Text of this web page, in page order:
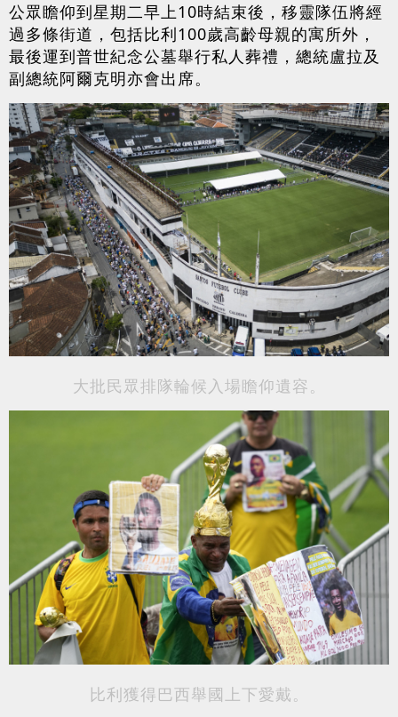
公眾瞻仰到星期二早上10時結束後，移靈隊伍將經
過多條街道，包括比利100歲高齡母親的寓所外，
最後運到普世紀念公墓舉行私人葬禮，總統盧拉及
副總統阿爾克明亦會出席。
大批民眾排隊輪候入場瞻仰遺容。
比利獲得巴西舉國上下愛戴。